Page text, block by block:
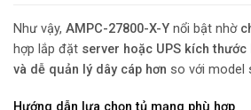
Như vậy, AMPC-27800-X-Y nổi bật nhờ
hợp lắp đặt server hoặc UPS kích thước
và dễ quản lý dây cáp hơn so với model
Hướng dẫn lựa chọn tủ mạng phù hợp